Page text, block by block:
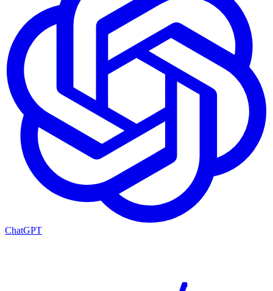
ChatGPT